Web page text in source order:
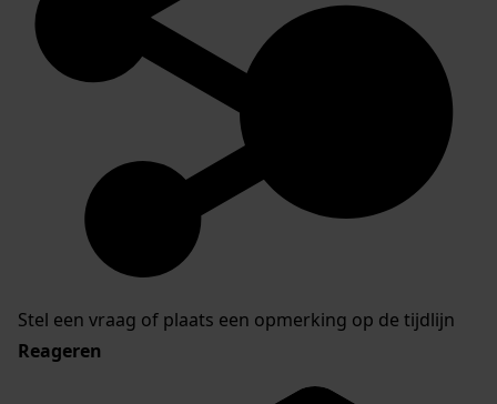
Stel een vraag of plaats een opmerking op de tijdlijn
Reageren